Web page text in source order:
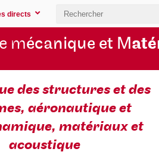
directs
mécanique et M
des structures et des
aéronautique et
matériaux et
acoustique